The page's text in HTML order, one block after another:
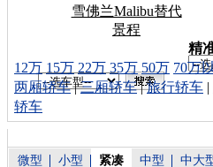
雪佛兰Malibu替代
景程
车
精
12万 15万 22万 35万 50万 70万
两厢轿车|三厢轿车|旅行轿车 |
轿车
微型 小型 紧凑 中型 中大